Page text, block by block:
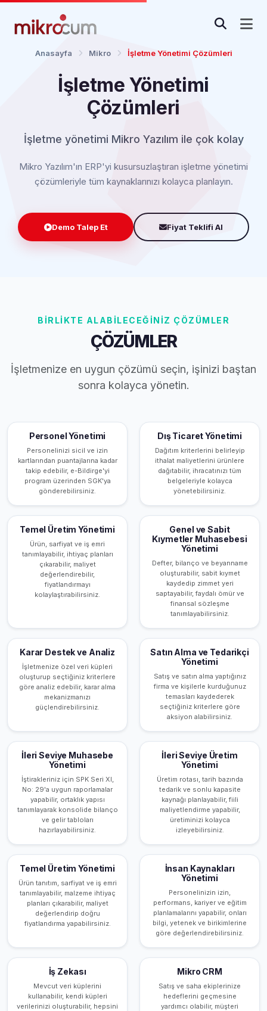
Anasayfa Mikro İşletme Yönetimi Çözümleri
İşletme Yönetimi
Çözümleri
İşletme yönetimi Mikro Yazılım ile çok kolay
Mikro Yazılım'ın ERP'yi kusursuzlaştıran işletme yönetimi
çözümleriyle tüm kaynaklarınızı kolayca planlayın.
Demo Talep Et Fiyat Teklifi Al
BİRLİKTE ALABİLECEĞİNİZ ÇÖZÜMLER
ÇÖZÜMLER
İşletmenize en uygun çözümü seçin, işinizi baştan
sonra kolayca yönetin.
Personel Yönetimi
Personelinizi sicil ve izin
kartlarından puantajlarına kadar
takip edebilir, e-Bildirge'yi
program üzerinden SGK'ya
gönderebilirsiniz.
Dış Ticaret Yönetimi
Dağıtım kriterlerini belirleyip
ithalat maliyetlerini ürünlere
dağıtabilir, ihracatınızı tüm
belgeleriyle kolayca
yönetebilirsiniz.
Temel Üretim Yönetimi
Ürün, sarfiyat ve iş emri
tanımlayabilir, ihtiyaç planları
çıkarabilir, maliyet
değerlendirebilir,
fiyatlandırmayı
kolaylaştırabilirsiniz.
Genel ve Sabit
Kıymetler Muhasebesi
Yönetimi
Defter, bilanço ve beyanname
oluşturabilir, sabit kıymet
kaydedip zimmet yeri
saptayabilir, faydalı ömür ve
finansal sözleşme
tanımlayabilirsiniz.
Karar Destek ve Analiz
İşletmenize özel veri küpleri
oluşturup seçtiğiniz kriterlere
göre analiz edebilir, karar alma
mekanizmanızı
güçlendirebilirsiniz.
Satın Alma ve Tedarikçi
Yönetimi
Satış ve satın alma yaptığınız
firma ve kişilerle kurduğunuz
temasları kaydederek
seçtiğiniz kriterlere göre
aksiyon alabilirsiniz.
İleri Seviye Muhasebe
Yönetimi
İştirakleriniz için SPK Seri XI,
No: 29'a uygun raporlamalar
yapabilir, ortaklık yapısı
tanımlayarak konsolide bilanço
ve gelir tabloları
hazırlayabilirsiniz.
İleri Seviye Üretim
Yönetimi
Üretim rotası, tarih bazında
tedarik ve sonlu kapasite
kaynağı planlayabilir, fiili
maliyetlendirme yapabilir,
üretiminizi kolayca
izleyebilirsiniz.
Temel Üretim Yönetimi
Ürün tanıtım, sarfiyat ve iş emri
tanımlayabilir, malzeme ihtiyaç
planları çıkarabilir, maliyet
değerlendirip doğru
fiyatlandırma yapabilirsiniz.
İnsan Kaynakları
Yönetimi
Personelinizin izin,
performans, kariyer ve eğitim
planlamalarını yapabilir, onları
bilgi, yetenek ve birikimlerine
göre değerlendirebilirsiniz.
İş Zekası
Mevcut veri küplerini
kullanabilir, kendi küpleri
verilerinizi oluşturabilir, hepsini
Mikro CRM
Satış ve saha ekiplerinize
hedeflerini geçmesine
yardımcı olabilir, müşteri